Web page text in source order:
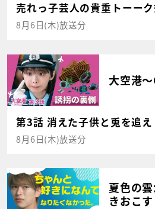
売れっ子芸人の貴重トーー
8月6日(木)放送分
大空港
第3話 消えた子供と兎を追え
8月6日(木)放送分
夏色の
きおこす